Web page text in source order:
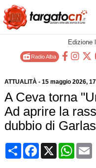
Edizione
Radio Alba
ATTUALITÀ- 15 maggio 2026,
A Ceva torna
Ad aprire la
dubbio di
CondividiFacebook
X